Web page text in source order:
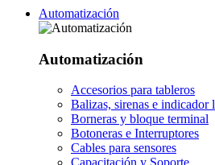
Automatización
Automatización
Accesorios para tableros
Balizas, sirenas e indicador
Borneras y bloque terminal
Botoneras e Interruptores
Cables para sensores